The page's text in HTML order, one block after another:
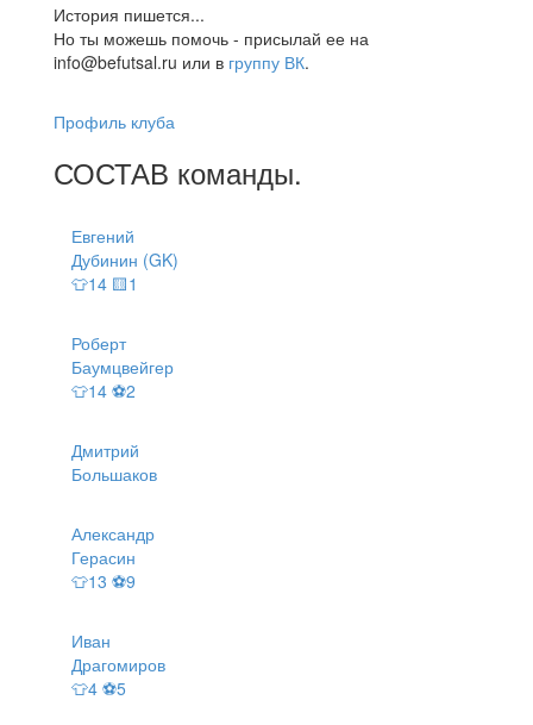
История пишется...
Но ты можешь помочь - присылай ее на
info@befutsal.ru или в группу ВК.
Профиль клуба
СОСТАВ команды.
Евгений
Дубинин (GK)
👕14 🟨1
Роберт
Баумцвейгер
👕14 ⚽2
Дмитрий
Большаков
Александр
Герасин
👕13 ⚽9
Иван
Драгомиров
👕4 ⚽5